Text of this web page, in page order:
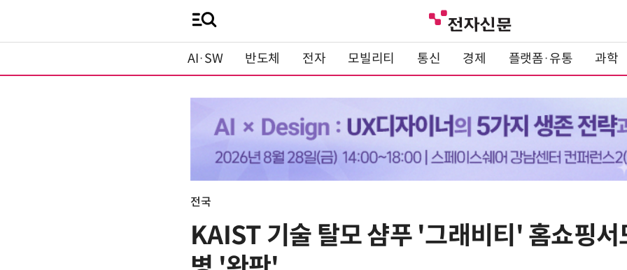
AI·SW 반도체 전자 모빌리티 통신 경제 플랫폼·유통 과학
전국
KAIST 기술 탈모 샴푸 '그래비티' 홈쇼핑